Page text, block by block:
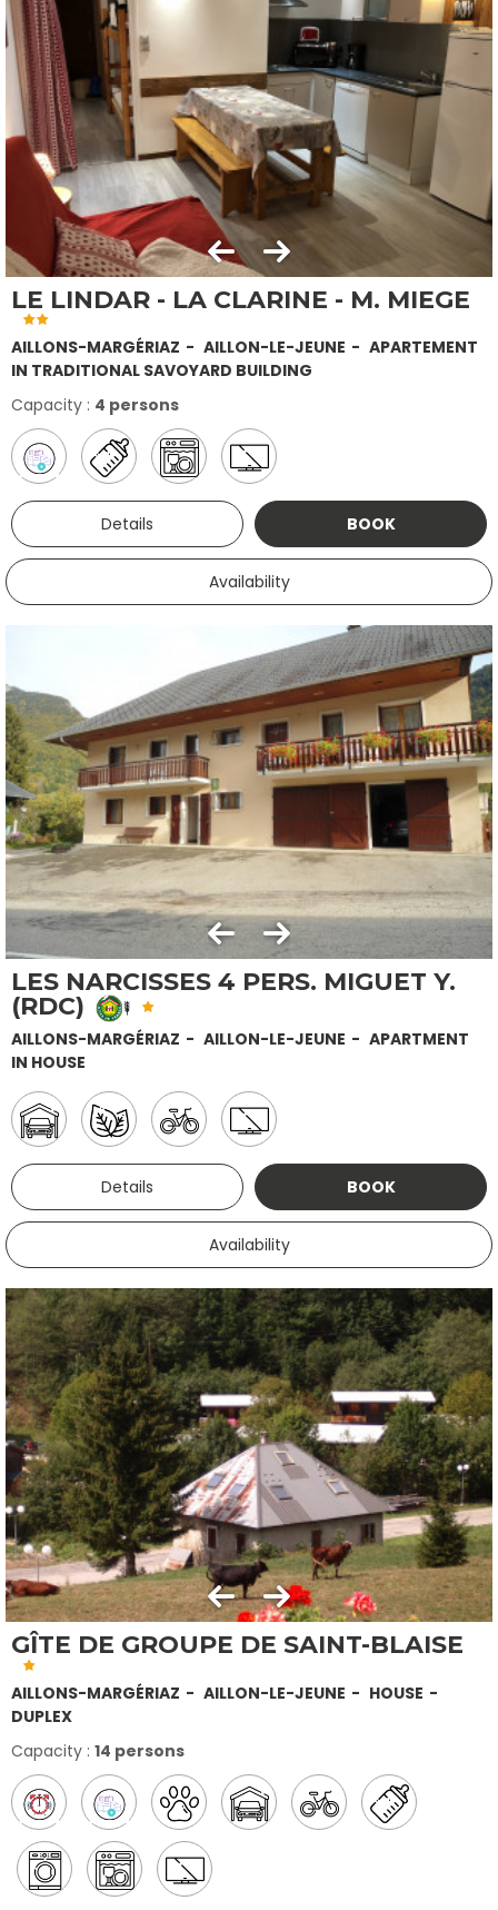
LE LINDAR - LA CLARINE - M. MIEGE
AILLONS-MARGÉRIAZ AILLON-LE-JEUNE
APARTEMENT
IN TRADITIONAL SAVOYARD BUILDING
Capacity : 4 persons
Details BOOK
Availability
LES NARCISSES 4 PERS. MIGUET Y.
(RDC)
AILLONS-MARGÉRIAZ AILLON-LE-JEUNE
APARTMENT
IN HOUSE
Details BOOK
Availability
GÎTE DE GROUPE DE SAINT-BLAISE
AILLONS-MARGÉRIAZ AILLON-LE-JEUNE
HOUSE
DUPLEX
Capacity : 14 persons